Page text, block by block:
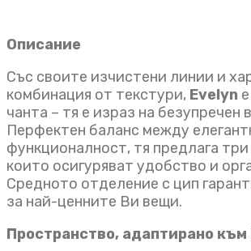
Описание
Със своите изчистени линии и
комбинация от текстури, Evelyn
чанта – тя е израз на безупречен
Перфектен баланс между
функционалност, тя предлага
които осигуряват удобство и
Средното отделение с цип
за най-ценните Ви вещи.
Пространство, адаптирано